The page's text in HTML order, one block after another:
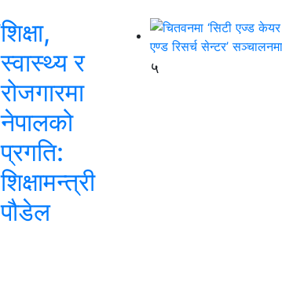
शिक्षा,
स्वास्थ्य र
रोजगारमा
नेपालको
प्रगति:
शिक्षामन्त्री
पौडेल
५